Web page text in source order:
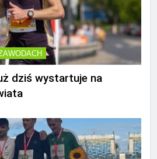
dziś wystartuje na